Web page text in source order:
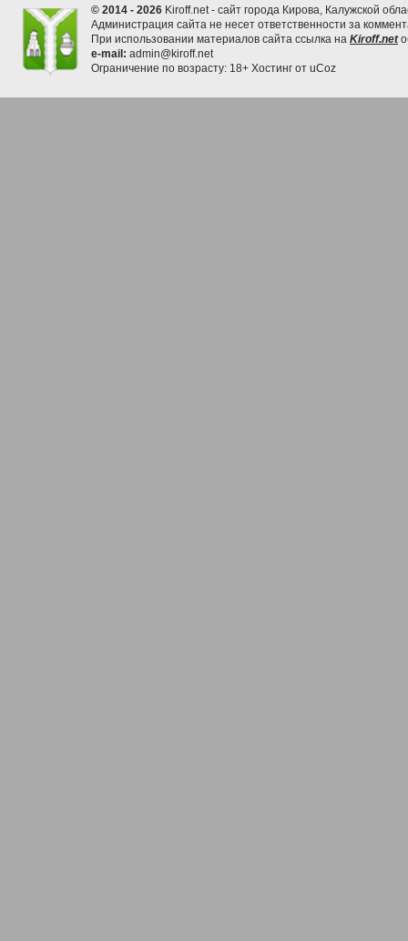
© 2014 - 2026 Kiroff.net - сайт города Кирова, Калужской
Администрация сайта не несет ответственности за
При использовании материалов сайта ссылка на Kiroff.net
e-mail: admin@kiroff.net
Ограничение по возрасту: 18+ Хостинг от uCoz